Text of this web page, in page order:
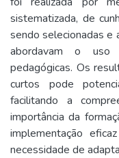
sistematizada, de
sendo selecionadas e
abordavam o
pedagógicas. Os
curtos pode
facilitando a
importância da
implementação
necessidade de